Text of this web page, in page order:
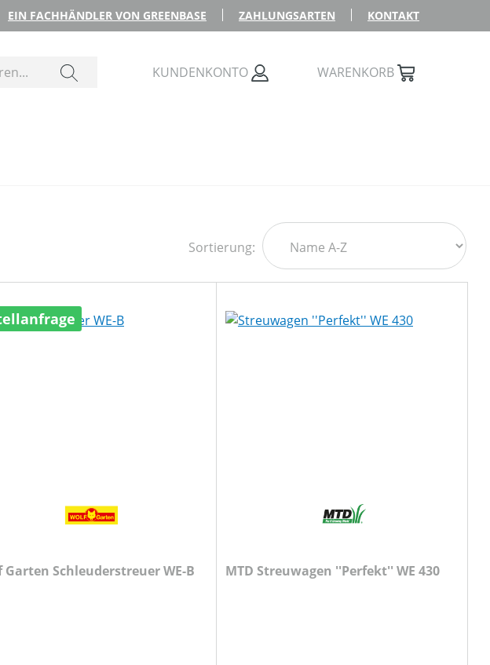
EIN FACHHÄNDLER VON GREENBASE ZAHLUNGSARTEN KONTAKT
KUNDENKONTO WARENKORB
Sortierung:
Garten Schleuderstreuer WE-B MTD Streuwagen ''Perfekt'' WE 430